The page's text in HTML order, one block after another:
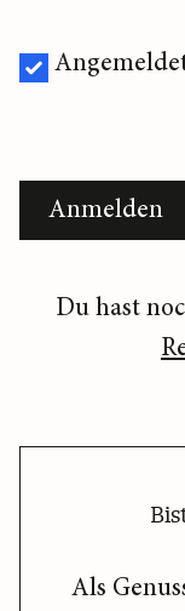
Anmelden
Du hast
Als